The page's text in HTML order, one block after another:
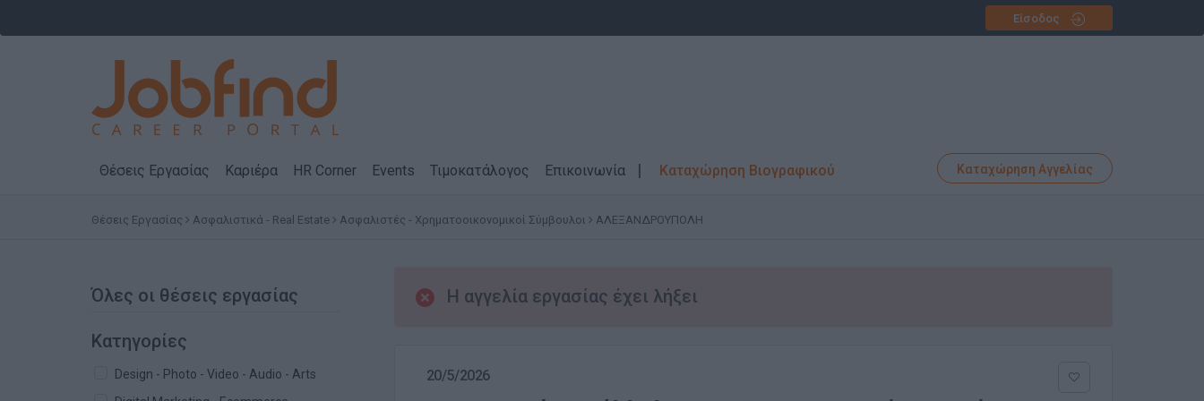
Είσοδος
Θέσεις Εργασίας Καριέρα HR Corner Events Τιμοκατάλογος Επικοινωνία Καταχώρηση Βιογραφικού Καταχώρηση Αγγελίας
Θέσεις Εργασίας Ασφαλιστικά - Real Estate Ασφαλιστές - Χρηματοοικονομικοί Σύμβουλοι ΑΛΕΞΑΝΔΡΟΥΠΟΛΗ
Όλες οι θέσεις εργασίας
Κατηγορίες
Design - Photo - Video - Audio - Arts
Η αγγελία εργασίας έχει λήξει
20/5/2026